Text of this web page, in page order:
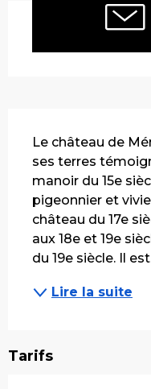
Le château de
ses terres
manoir du 15e
pigeonnier et
château du 17e
aux 18e et 19e
du 19e siècle. Il
Lire la suite
Tarifs